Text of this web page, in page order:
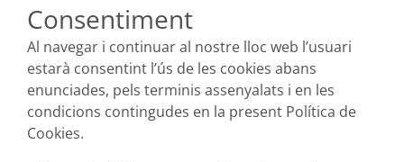
Consentiment
Al navegar i continuar al nostre lloc web l’usuari
estarà consentint l’ús de les cookies abans
enunciades, pels terminis assenyalats i en les
condicions contingudes en la present Política de
Cookies.